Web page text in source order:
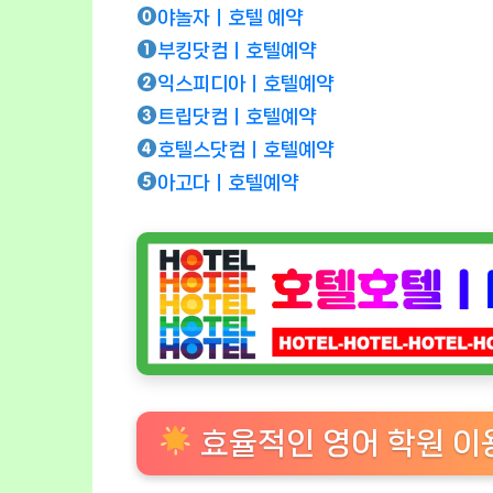
야놀자ㅣ호텔 예약
부킹닷컴ㅣ호텔예약
익스피디아ㅣ호텔예약
트립닷컴ㅣ호텔예약
호텔스닷컴ㅣ호텔예약
아고다ㅣ호텔예약
효율적인 영어 학원